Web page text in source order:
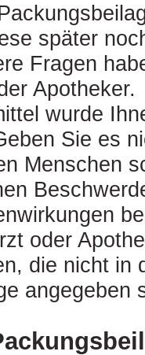
später
Fragen
Apotheker.
wurde
Sie es
Menschen
oder
die nicht in
angegeben